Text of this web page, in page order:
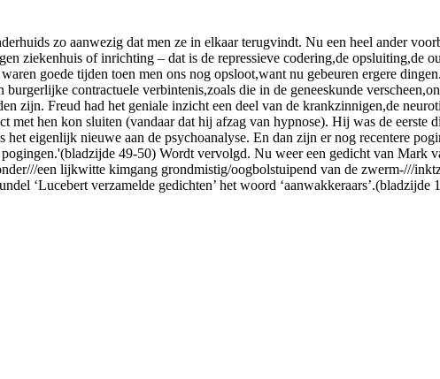
zo aanwezig dat men ze in elkaar terugvindt. Nu een heel ander
ziekenhuis of inrichting – dat is de repressieve codering,de opsluiting,de
goede tijden toen men ons nog opsloot,want nu gebeuren ergere
contractuele verbintenis,zoals die in de geneeskunde
zijn. Freud had het geniale inzicht een deel van de krankzinnigen,de
met hen kon sluiten (vandaar dat hij afzag van hypnose). Hij was de eerste
eigenlijk nieuwe aan de psychoanalyse. En dan zijn er nog recentere
49-50) Wordt vervolgd. Nu weer een gedicht van
een lijkwitte kimgang grondmistig/oogbolstuipend van de zwerm-///
‘Lucebert verzamelde gedichten’ het woord ‘aanwakkeraars’.(bladzijde